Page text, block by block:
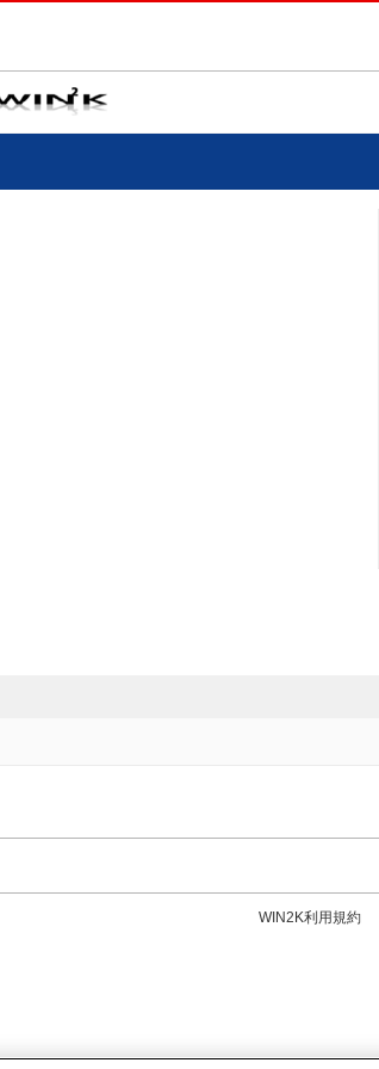
WIN2K利用規約